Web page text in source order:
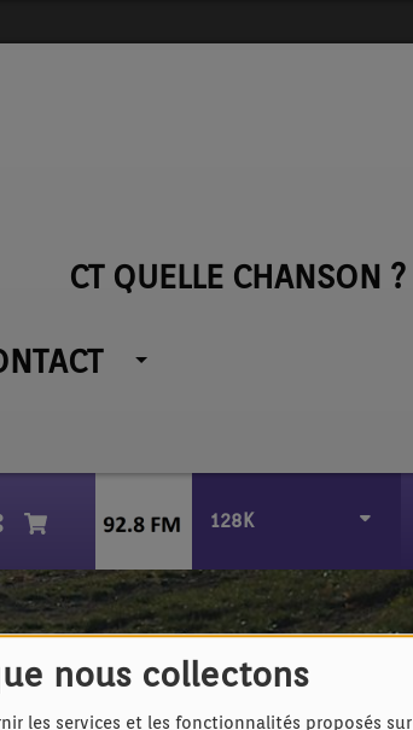
nous collectons
les services et les fonctionnalités proposés sur
CT QUELLE CHANSON ?
128K
pour elle